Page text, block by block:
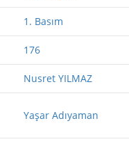
1. Basım
176
Nusret YILMAZ
Yaşar Adıyaman